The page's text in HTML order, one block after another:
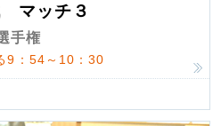
マッチ３
手権
9：54～10：30